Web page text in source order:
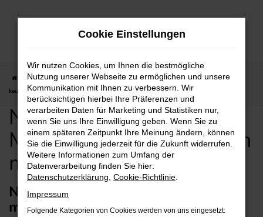
Zum
Startseite Mannheim Nissan
Nissan Townstar für Mannheim günstig
kaufen mit Lieferservice
Nissan Townstar für
Mannheim günstig kaufen
mit Lieferservice
Nissan Townstar – empfehlenswert
mit Lieferservice für Mannheim
Cookie Einstellungen
Wir nutzen Cookies, um Ihnen die bestmögliche
Nutzung unserer Webseite zu ermöglichen und unsere
Kommunikation mit Ihnen zu verbessern. Wir
berücksichtigen hierbei Ihre Präferenzen und
verarbeiten Daten für Marketing und Statistiken nur,
wenn Sie uns Ihre Einwilligung geben. Wenn Sie zu
einem späteren Zeitpunkt Ihre Meinung ändern, können
Sie die Einwilligung jederzeit für die Zukunft widerrufen.
Weitere Informationen zum Umfang der
Datenverarbeitung finden Sie hier:
Datenschutzerklärung Cookie-Richtlinie
Impressum
Folgende Kategorien von Cookies werden von uns eingesetzt: